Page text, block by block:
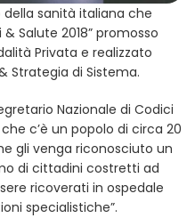
della sanità italiana che
Salute 2018” promosso
Privata e realizzato
Strategia di Sistema.
Nazionale di Codici
c’è un popolo di circa 20
gli venga riconosciuto un
di cittadini costretti ad
ricoverati in ospedale
specialistiche”.